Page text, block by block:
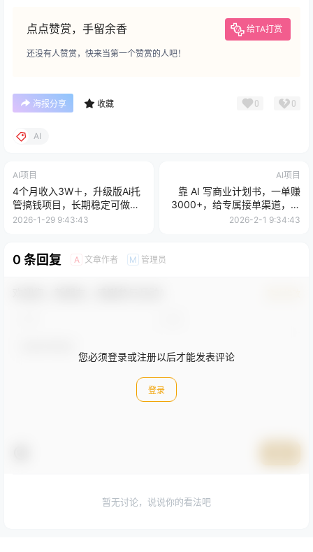
点点赞赏，手留余香 给TA打赏
还没有人赞赏，快来当第一个赞赏的人吧！
海报分享 收藏 0 0
AI
AI项目
4个月收入3W＋，升级版Ai托
管搞钱项目，长期稳定可做小
白当天学会
2026-1-29 9:43:43
AI项目
靠 AI 写商业计划书，一单赚
3000+，给专属接单渠道，越
做越稳，告别打工
2026-2-1 9:34:43
0 条回复 A 文章作者 M 管理员
您必须登录或注册以后才能发表评论
登录
暂无讨论，说说你的看法吧